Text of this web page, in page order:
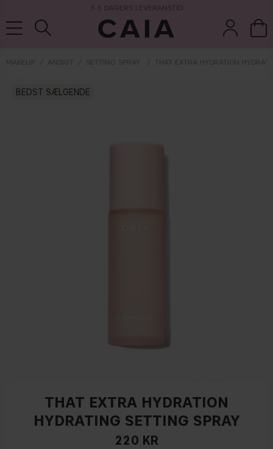
3-5 DAGERS LEVERANSTID
MAKEUP ANSIGT SETTING SPRAY THAT EXTRA HYDRATION
BEDST SÆLGENDE
THAT EXTRA HYDRATION
HYDRATING SETTING SPRAY
220 KR
parfume